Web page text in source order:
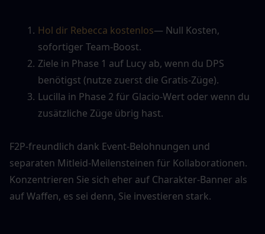
Hol dir Rebecca kostenlos— Null Kosten,
sofortiger Team-Boost.
Ziele in Phase 1 auf Lucy ab, wenn du DPS
benötigst (nutze zuerst die Gratis-Züge).
Lucilla in Phase 2 für Glacio-Wert oder wenn du
zusätzliche Züge übrig hast.
F2P-freundlich dank Event-Belohnungen und
separaten Mitleid-Meilensteinen für Kollaborationen.
Konzentrieren Sie sich eher auf Charakter-Banner als
auf Waffen, es sei denn, Sie investieren stark.